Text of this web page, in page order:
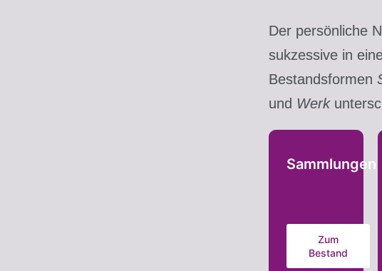
Der persönliche
sukzessive in
Bestandsformen
und Werk
Sammlungen
Zum
Bestand